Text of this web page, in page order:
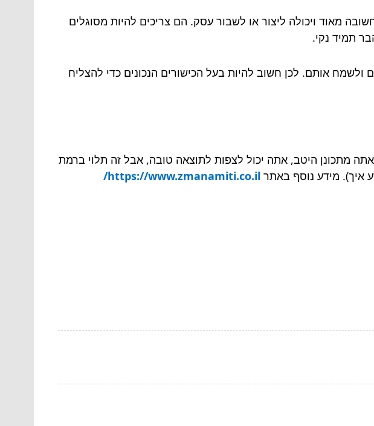
מאוד ויכולה ליצור או לשבור עסק. הם צריכים להיות מסוגלים
תמיד נקי.
אותם. לכן חשוב להיות בעל הכישורים הנכונים כדי להצליח
כל עוד אתה מתכונן היטב, אתה יכול לצפות לתוצאה טובה, אבל זה תלוי ברמת
איך). מידע נוסף באתר https://www.zmanamiti.co.il/